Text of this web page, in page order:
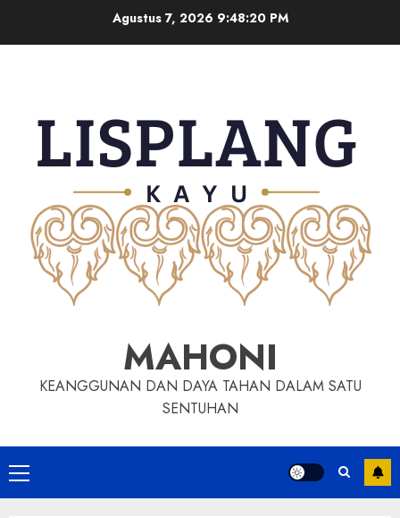
Agustus 7, 2026 9:48:20 PM
MAHONI
KEANGGUNAN DAN DAYA TAHAN DALAM SATU
SENTUHAN